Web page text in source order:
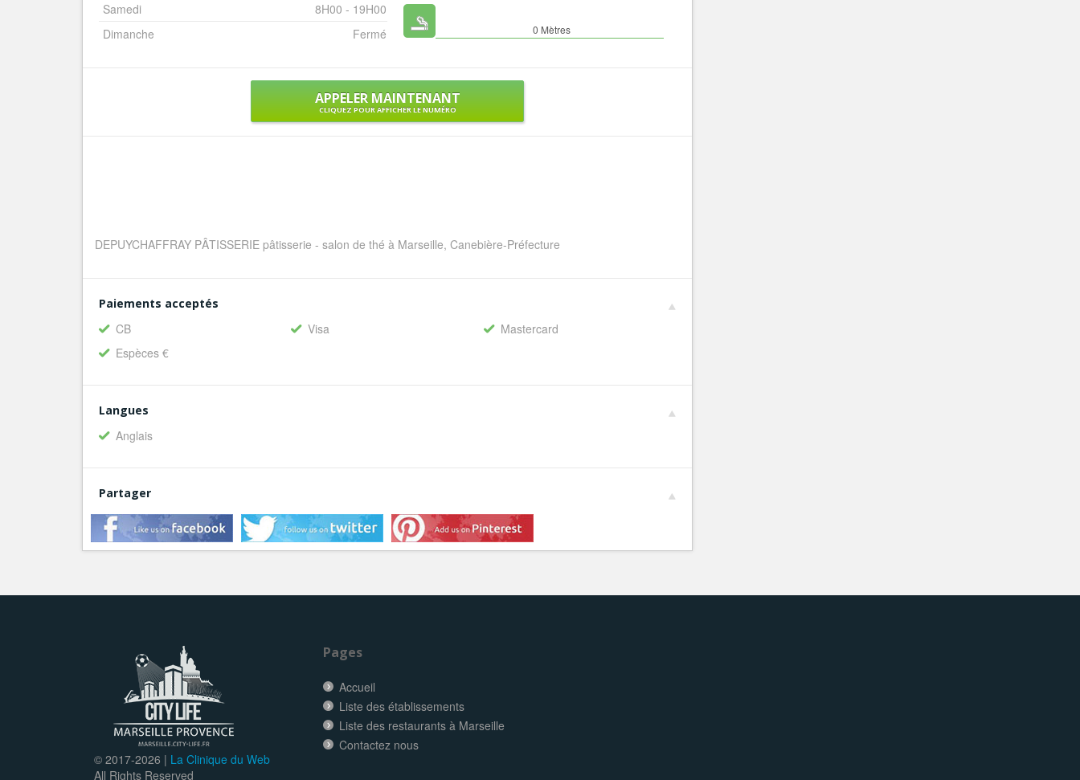
Samedi
8H00 - 19H00
Dimanche
Fermé 0 Mètres
APPELER MAINTENANT
CLIQUEZ POUR AFFICHER LE NUMÉRO
DEPUYCHAFFRAY PÂTISSERIE pâtisserie - salon de thé à Marseille, Canebière-Préfecture
Paiements acceptés
CB Visa
Mastercard
Espèces €
Langues
Anglais
Partager
© 2017-2026 | La Clinique du Web
All Rights Reserved
Pages
Accueil
Liste des établissements
Liste des restaurants à Marseille
Contactez nous